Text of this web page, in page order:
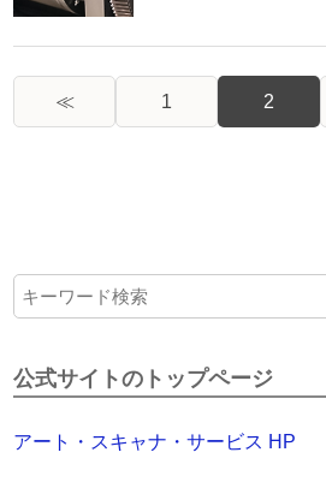
≪ 1 2
公式サイトのトップページ
アート・スキャナ・サービス HP